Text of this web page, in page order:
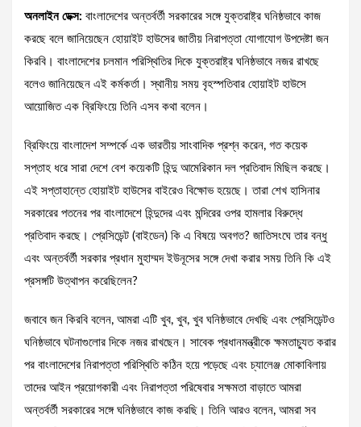
অনলাইন ডেক্স: বাংলাদেশের অন্তর্বর্তী সরকারের সঙ্গে যুক্তরাষ্ট্র ঘনিষ্ঠভাবে কাজ
করছে বলে জানিয়েছেন হোয়াইট হাউসের জাতীয় নিরাপত্তা যোগাযোগ উপদেষ্টা জন
কিরবি। বাংলাদেশের চলমান পরিস্থিতির দিকে যুক্তরাষ্ট্র ঘনিষ্ঠভাবে নজর রাখছে
বলেও জানিয়েছেন এই কর্মকর্তা। স্থানীয় সময় বৃহস্পতিবার হোয়াইট হাউসে
আয়োজিত এক ব্রিফিংয়ে তিনি এসব কথা বলেন।
ব্রিফিংয়ে বাংলাদেশ সম্পর্কে এক ভারতীয় সাংবাদিক প্রশ্ন করেন, গত কয়েক
সপ্তাহ ধরে সারা দেশে বেশ কয়েকটি হিন্দু আমেরিকান দল প্রতিবাদ মিছিল করছে।
এই সপ্তাহান্তে হোয়াইট হাউসের বাইরেও বিক্ষোভ হয়েছে। তারা শেখ হাসিনার
সরকারের পতনের পর বাংলাদেশে হিন্দুদের এবং মন্দিরের ওপর হামলার বিরুদ্ধে
প্রতিবাদ করছে। প্রেসিডেন্ট (বাইডেন) কি এ বিষয়ে অবগত? জাতিসংঘে তার বন্ধু
এবং অন্তর্বর্তী সরকার প্রধান মুহাম্মদ ইউনূসের সঙ্গে দেখা করার সময় তিনি কি এই
প্রসঙ্গটি উত্থাপন করেছিলেন?
জবাবে জন কিরবি বলেন, আমরা এটি খুব, খুব, খুব ঘনিষ্ঠভাবে দেখছি এবং প্রেসিডেন্টও
ঘনিষ্ঠভাবে ঘটনাগুলোর দিকে নজর রাখছেন। সাবেক প্রধানমন্ত্রীকে ক্ষমতাচ্যুত করার
পর বাংলাদেশের নিরাপত্তা পরিস্থিতি কঠিন হয়ে পড়েছে এবং চ্যালেঞ্জ মোকাবিলায়
তাদের আইন প্রয়োগকারী এবং নিরাপত্তা পরিষেবার সক্ষমতা বাড়াতে আমরা
অন্তর্বর্তী সরকারের সঙ্গে ঘনিষ্ঠভাবে কাজ করছি। তিনি আরও বলেন, আমরা সব